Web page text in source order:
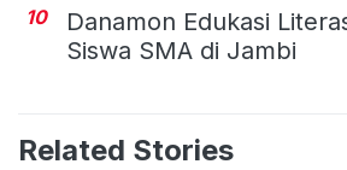
10
Danamon Edukasi
Siswa SMA di Jambi
Related Stories